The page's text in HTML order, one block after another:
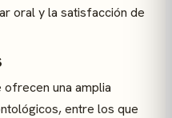
oral y la satisfacción de
ofrecen una amplia
entre los que